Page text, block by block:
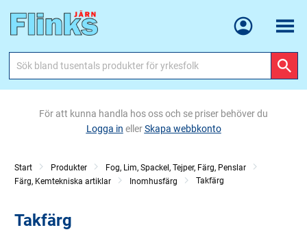
Meny
För att kunna handla hos oss och se priser behöver du
Logga in ellerSkapa webbkonto
Start Produkter
Fog, Lim, Spackel, Tejper, Färg, Penslar
Färg, Kemtekniska artiklar
Inomhusfärg Takfärg
Takfärg